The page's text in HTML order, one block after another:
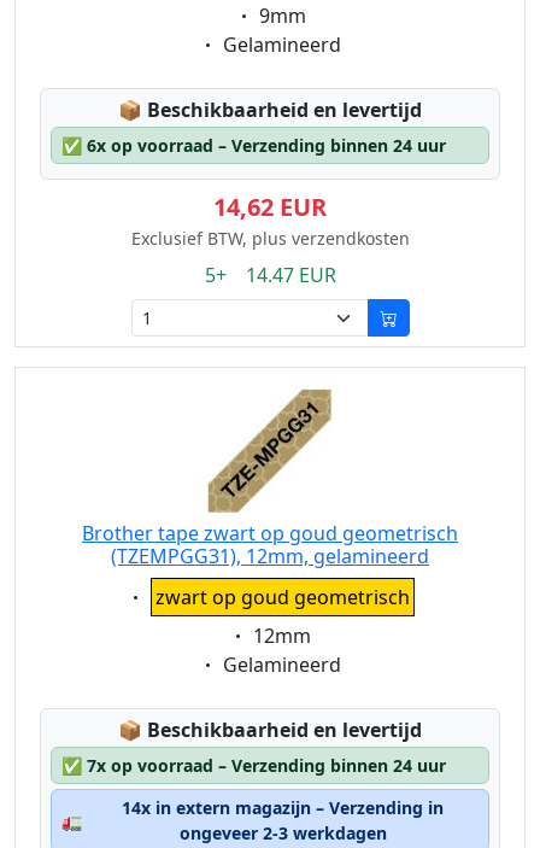
Eigenschaft:
9mm
Eigenschaft:
Gelamineerd
📦 Lagerstatus:
Beschikbaarheid en levertijd
✅ 6x op voorraad – Verzending binnen 24 uur
14,62 EUR
Exclusief BTW, plus verzendkosten
5+ 14.47 EUR
Brother tape zwart op goud geometrisch
(TZEMPGG31), 12mm, gelamineerd
Eigenschaft:
zwart op goud geometrisch
Eigenschaft:
12mm
Eigenschaft:
Gelamineerd
📦 Lagerstatus:
Beschikbaarheid en levertijd
✅ 7x op voorraad – Verzending binnen 24 uur
🚛
14x in extern magazijn – Verzending in
ongeveer 2-3 werkdagen